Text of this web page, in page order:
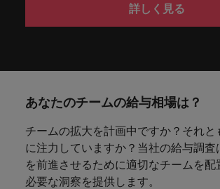
詳しく見る
あなたのチームの給与相場は？
チームの拡大を計画中ですか？それと
に注力していますか？当社の給与調査
を前進させるために適切なチームを配
必要な洞察を提供します。